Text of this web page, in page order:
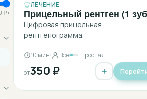
₽+
ЛЕЧЕНИЕ
Прицельный рентген (1
Цифровая прицельная
рентгенограмма.
10 мин Все Простая
от350 ₽